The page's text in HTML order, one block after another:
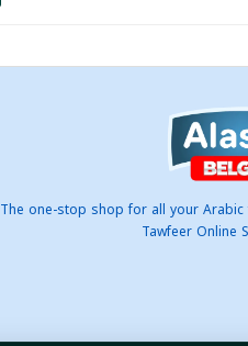
The one-stop shop for all your Arabic
Tawfeer Online